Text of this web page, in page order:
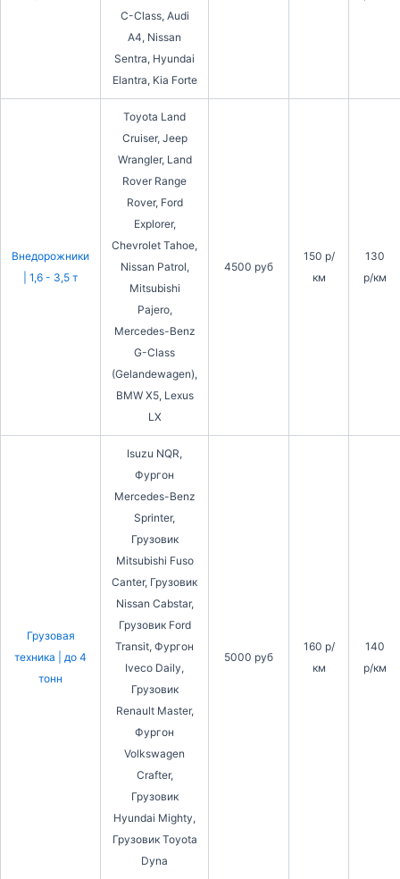
C-Class, Audi
A4, Nissan
Sentra, Hyundai
Elantra, Kia Forte
Внедорожники
| 1,6 - 3,5 т
Toyota Land
Cruiser, Jeep
Wrangler, Land
Rover Range
Rover, Ford
Explorer,
Chevrolet Tahoe,
Nissan Patrol,
Mitsubishi
Pajero,
Mercedes-Benz
G-Class
(Gelandewagen),
BMW X5, Lexus
LX
4500 руб
150 р/
км
130
р/км
Грузовая
техника | до 4
тонн
Isuzu NQR,
Фургон
Mercedes-Benz
Sprinter,
Грузовик
Mitsubishi Fuso
Canter, Грузовик
Nissan Cabstar,
Грузовик Ford
Transit, Фургон
Iveco Daily,
Грузовик
Renault Master,
Фургон
Volkswagen
Crafter,
Грузовик
Hyundai Mighty,
Грузовик Toyota
Dyna
5000 руб
160 р/
км
140
р/км